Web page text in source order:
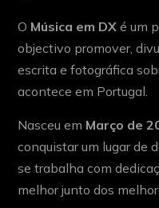
O Música em DX é um
objectivo promover,
escrita e fotográfica
acontece em Portugal.
Nasceu em Março de
conquistar um lugar de
se trabalha com
melhor junto dos